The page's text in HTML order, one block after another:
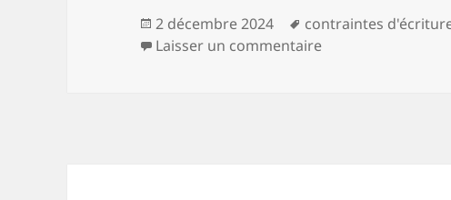
Publié
le
2 décembre 2024
Mots-
clés
contraintes
Laisser un commentairesur de bleu et d’or